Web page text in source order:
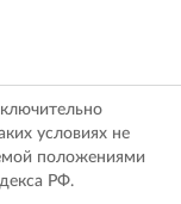
условиях не
положениями
РФ.